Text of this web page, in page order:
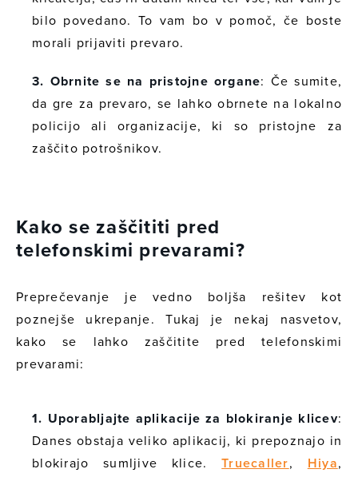
bilo povedano. To vam bo v pomoč, če boste
morali prijaviti prevaro.
3. Obrnite se na pristojne organe: Če sumite,
da gre za prevaro, se lahko obrnete na lokalno
policijo ali organizacije, ki so pristojne za
zaščito potrošnikov.
Kako se zaščititi pred
telefonskimi prevarami?
Preprečevanje je vedno boljša rešitev kot
poznejše ukrepanje. Tukaj je nekaj nasvetov,
kako se lahko zaščitite pred telefonskimi
prevarami:
1. Uporabljajte aplikacije za blokiranje klicev:
Danes obstaja veliko aplikacij, ki prepoznajo in
blokirajo sumljive klice.Truecaller, Hiya,